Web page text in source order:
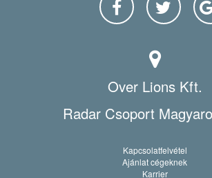
Over Lions Kft.
Radar Csoport
Kapcsolatfelvétel
Ajánlat cégeknek
Karrier